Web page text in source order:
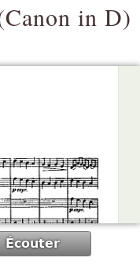
Canon in D)
Écouter